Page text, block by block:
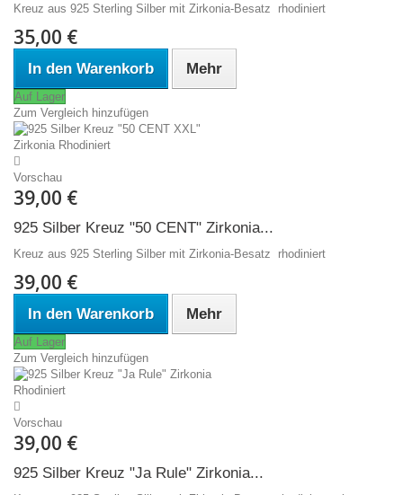
Kreuz aus 925 Sterling Silber mit Zirkonia-Besatz rhodiniert
35,00 €
In den Warenkorb Mehr
Auf Lager
Zum Vergleich hinzufügen
Vorschau
39,00 €
925 Silber Kreuz "50 CENT" Zirkonia...
Kreuz aus 925 Sterling Silber mit Zirkonia-Besatz rhodiniert
39,00 €
In den Warenkorb Mehr
Auf Lager
Zum Vergleich hinzufügen
Vorschau
39,00 €
925 Silber Kreuz "Ja Rule" Zirkonia...